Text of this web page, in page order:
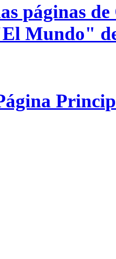
páginas
Mundo"